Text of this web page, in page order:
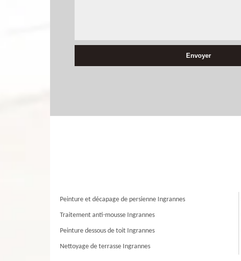
Peinture et décapage de persienne Ingrannes
Traitement anti-mousse Ingrannes
Peinture dessous de toit Ingrannes
Nettoyage de terrasse Ingrannes